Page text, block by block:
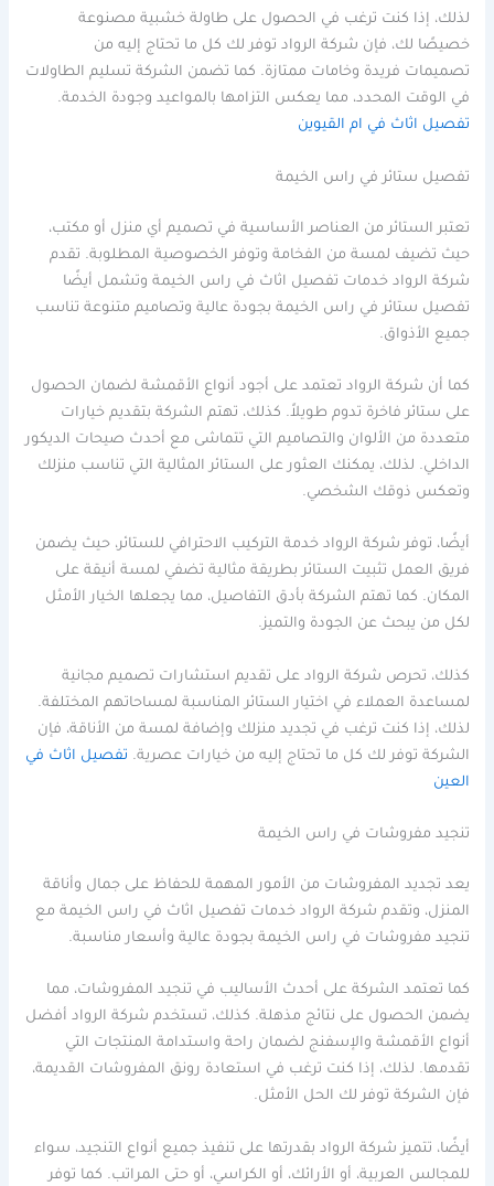
لذلك، إذا كنت ترغب في الحصول على طاولة خشبية مصنوعة
خصيصًا لك، فإن شركة الرواد توفر لك كل ما تحتاج إليه من
تصميمات فريدة وخامات ممتازة. كما تضمن الشركة تسليم الطاولات
في الوقت المحدد، مما يعكس التزامها بالمواعيد وجودة الخدمة.
تفصيل اثاث في ام القيوين
تفصيل ستائر في راس الخيمة
تعتبر الستائر من العناصر الأساسية في تصميم أي منزل أو مكتب،
حيث تضيف لمسة من الفخامة وتوفر الخصوصية المطلوبة. تقدم
شركة الرواد خدمات تفصيل اثاث في راس الخيمة وتشمل أيضًا
تفصيل ستائر في راس الخيمة بجودة عالية وتصاميم متنوعة تناسب
جميع الأذواق.
كما أن شركة الرواد تعتمد على أجود أنواع الأقمشة لضمان الحصول
على ستائر فاخرة تدوم طويلاً. كذلك، تهتم الشركة بتقديم خيارات
متعددة من الألوان والتصاميم التي تتماشى مع أحدث صيحات الديكور
الداخلي. لذلك، يمكنك العثور على الستائر المثالية التي تناسب منزلك
وتعكس ذوقك الشخصي.
أيضًا، توفر شركة الرواد خدمة التركيب الاحترافي للستائر، حيث يضمن
فريق العمل تثبيت الستائر بطريقة مثالية تضفي لمسة أنيقة على
المكان. كما تهتم الشركة بأدق التفاصيل، مما يجعلها الخيار الأمثل
لكل من يبحث عن الجودة والتميز.
كذلك، تحرص شركة الرواد على تقديم استشارات تصميم مجانية
لمساعدة العملاء في اختيار الستائر المناسبة لمساحاتهم المختلفة.
لذلك، إذا كنت ترغب في تجديد منزلك وإضافة لمسة من الأناقة، فإن
الشركة توفر لك كل ما تحتاج إليه من خيارات عصرية. تفصيل اثاث في
العين
تنجيد مفروشات في راس الخيمة
يعد تجديد المفروشات من الأمور المهمة للحفاظ على جمال وأناقة
المنزل، وتقدم شركة الرواد خدمات تفصيل اثاث في راس الخيمة مع
تنجيد مفروشات في راس الخيمة بجودة عالية وأسعار مناسبة.
كما تعتمد الشركة على أحدث الأساليب في تنجيد المفروشات، مما
يضمن الحصول على نتائج مذهلة. كذلك، تستخدم شركة الرواد أفضل
أنواع الأقمشة والإسفنج لضمان راحة واستدامة المنتجات التي
تقدمها. لذلك، إذا كنت ترغب في استعادة رونق المفروشات القديمة،
فإن الشركة توفر لك الحل الأمثل.
أيضًا، تتميز شركة الرواد بقدرتها على تنفيذ جميع أنواع التنجيد، سواء
للمجالس العربية، أو الأرائك، أو الكراسي، أو حتى المراتب. كما توفر